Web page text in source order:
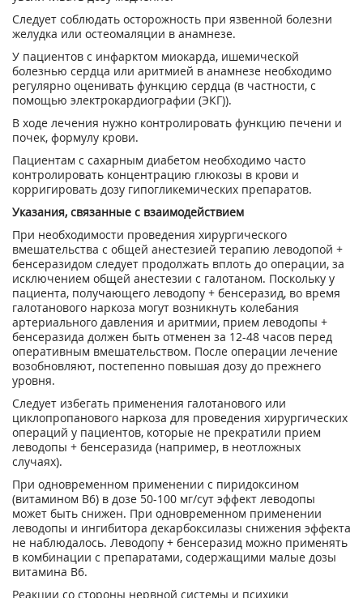
Следует соблюдать осторожность при язвенной болезни
желудка или остеомаляции в анамнезе.
У пациентов с инфарктом миокарда, ишемической
болезнью сердца или аритмией в анамнезе необходимо
регулярно оценивать функцию сердца (в частности, с
помощью электрокардиографии (ЭКГ)).
В ходе лечения нужно контролировать функцию печени и
почек, формулу крови.
Пациентам с сахарным диабетом необходимо часто
контролировать концентрацию глюкозы в крови и
корригировать дозу гипогликемических препаратов.
Указания, связанные с взаимодействием
При необходимости проведения хирургического
вмешательства с общей анестезией терапию леводопой +
бенсеразидом следует продолжать вплоть до операции, за
исключением общей анестезии с галотаном. Поскольку у
пациента, получающего леводопу + бенсеразид, во время
галотанового наркоза могут возникнуть колебания
артериального давления и аритмии, прием леводопы +
бенсеразида должен быть отменен за 12-48 часов перед
оперативным вмешательством. После операции лечение
возобновляют, постепенно повышая дозу до прежнего
уровня.
Следует избегать применения галотанового или
циклопропанового наркоза для проведения хирургических
операций у пациентов, которые не прекратили прием
леводопы + бенсеразида (например, в неотложных
случаях).
При одновременном применении с пиридоксином
(витамином В6) в дозе 50-100 мг/сут эффект леводопы
может быть снижен. При одновременном применении
леводопы и ингибитора декарбоксилазы снижения эффекта
не наблюдалось. Леводопу + бенсеразид можно применять
в комбинации с препаратами, содержащими малые дозы
витамина В6.
Реакции со стороны нервной системы и психики